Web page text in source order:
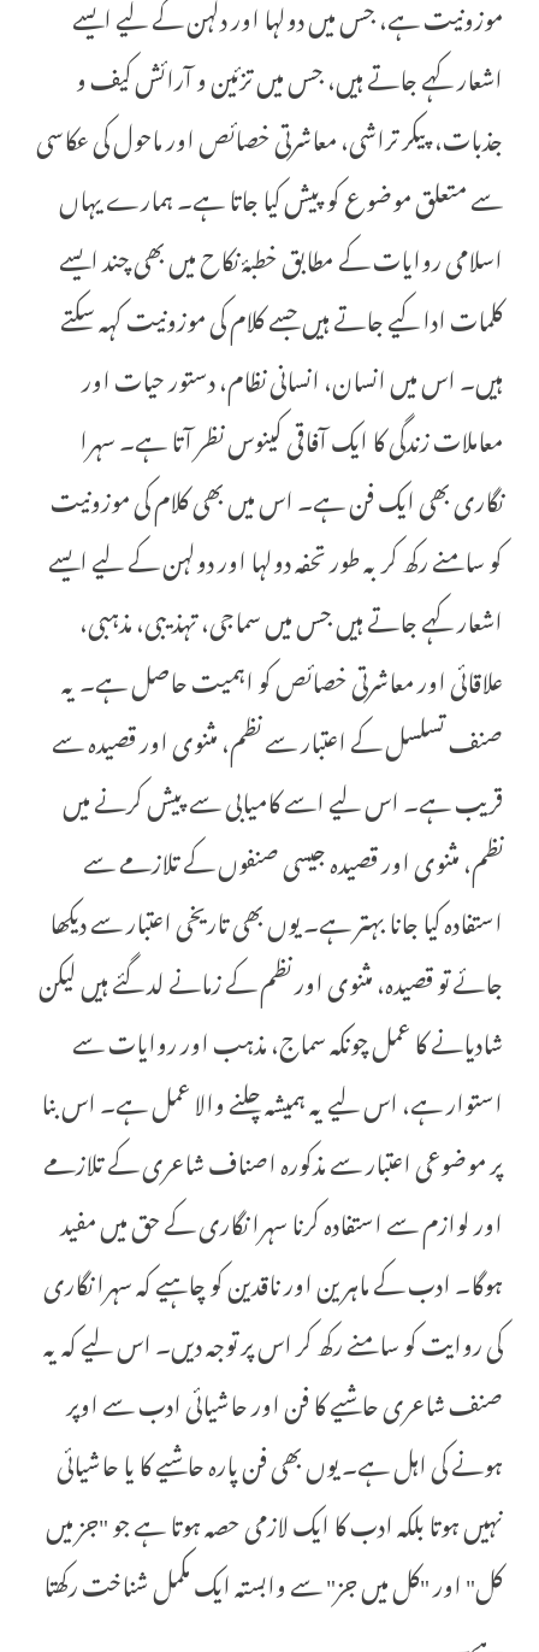
موزونیت ہے، جس میں دولہا اور دلہن کے لیے ایسے
اشعار کہے جاتے ہیں، جس میں تزئین و آرائش کیف و
جذبات، پیکر تراشی، معاشرتی خصائص اور ماحول کی عکاسی
سے متعلق موضوع کو پیش کیا جاتا ہے۔ ہمارے یہاں
اسلامی روایات کے مطابق خطبۂ نکاح میں بھی چند ایسے
کلمات ادا کیے جاتے ہیں جسے کلام کی موزونیت کہہ سکتے
ہیں۔ اس میں انسان، انسانی نظام، دستور حیات اور
معاملات زندگی کا ایک آفاقی کینوس نظر آتا ہے۔ سہرا
نگاری بھی ایک فن ہے۔ اس میں بھی کلام کی موزونیت
کو سامنے رکھ کر بہ طور تحفہ دولہا اور دولہن کے لیے ایسے
اشعار کہے جاتے ہیں جس میں سماجی، تہذیبی، مذہبی،
علاقائی اور معاشرتی خصائص کو اہمیت حاصل ہے۔ یہ
صنف تسلسل کے اعتبار سے نظم، مثنوی اور قصیدہ سے
قریب ہے۔ اس لیے اسے کامیابی سے پیش کرنے میں
نظم، مثنوی اور قصیدہ جیسی صنفوں کے تلازمے سے
استفادہ کیا جانا بہتر ہے۔ یوں بھی تاریخی اعتبار سے دیکھا
جائے تو قصیدہ، مثنوی اور نظم کے زمانے لد گئے ہیں لیکن
شادیانے کا عمل چونکہ سماج، مذہب اور روایات سے
استوار ہے، اس لیے یہ ہمیشہ چلنے والا عمل ہے۔ اس بنا
پر موضوعی اعتبار سے مذکورہ اصناف شاعری کے تلازمے
اور لوازم سے استفادہ کرنا سہرا نگاری کے حق میں مفید
ہوگا۔ ادب کے ماہرین اور ناقدین کو چاہیے کہ سہرا نگاری
کی روایت کو سامنے رکھ کر اس پر توجہ دیں۔ اس لیے کہ یہ
صنف شاعری حاشیے کا فن اور حاشیائی ادب سے اوپر
ہونے کی اہل ہے۔ یوں بھی فن پارہ حاشیے کا یا حاشیائی
نہیں ہوتا بلکہ ادب کا ایک لازمی حصہ ہوتا ہے جو "جز میں
کل" اور "کل میں جز" سے وابستہ ایک مکمل شناخت رکھتا